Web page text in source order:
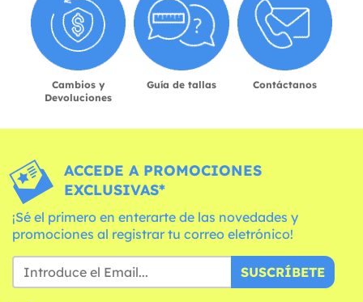
Cambios y
Devoluciones
Guía de tallas Contáctanos
ACCEDE A PROMOCIONES
EXCLUSIVAS*
¡Sé el primero en enterarte de las novedades y
promociones al registrar tu correo eletrónico!
SUSCRÍBETE